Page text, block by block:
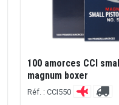
100 amorces CCI
magnum boxer
Réf. : CCI550